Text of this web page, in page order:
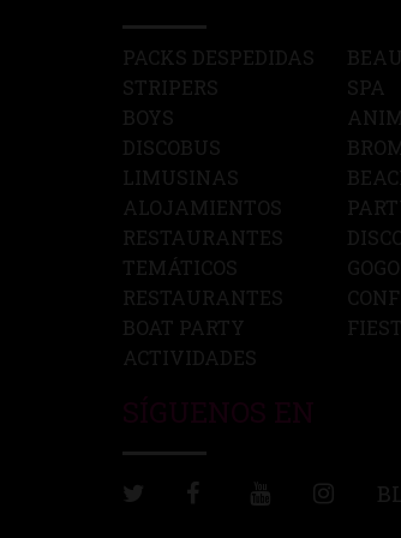
PACKS DESPEDIDAS
STRIPERS
BOYS
DISCOBUS
LIMUSINAS
ALOJAMIENTOS
RESTAURANTES
TEMÁTICOS
RESTAURANTES
BOAT PARTY
ACTIVIDADES
SPA